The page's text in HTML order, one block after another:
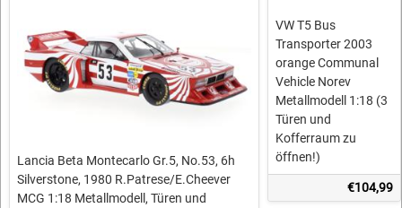
Lancia Beta Montecarlo Gr.5, No.53, 6h
Silverstone, 1980 R.Patrese/E.Cheever
MCG 1:18 Metallmodell, Türen und
VW T5 Bus
Transporter 2003
orange Communal
Vehicle Norev
Metallmodell 1:18 (3
Türen und
Kofferraum zu
öffnen!)
€104,99